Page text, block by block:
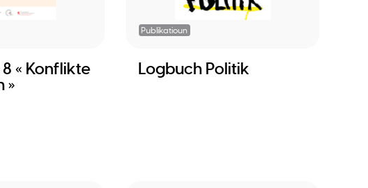
« Konflikte
»
Publikatioun
Logbuch Politik